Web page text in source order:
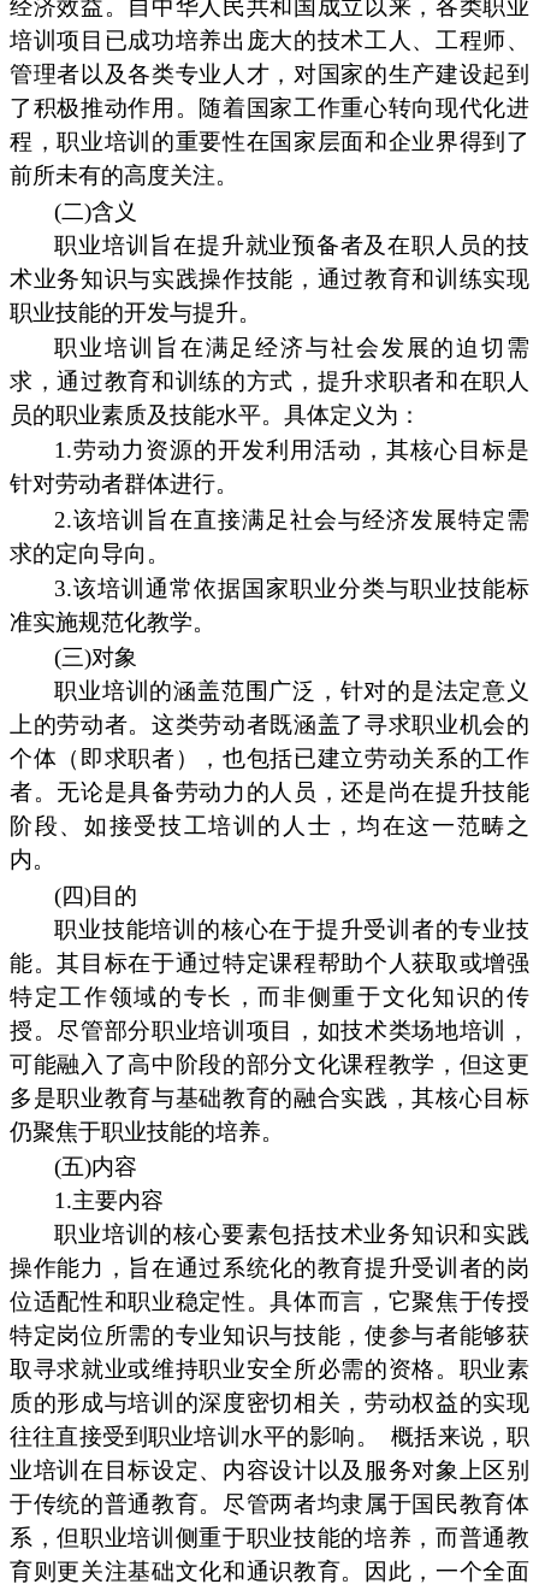
经济效益。自中华人民共和国成立以来，各类职业
培训项目已成功培养出庞大的技术工人、工程师、
管理者以及各类专业人才，对国家的生产建设起到
了积极推动作用。随着国家工作重心转向现代化进
程，职业培训的重要性在国家层面和企业界得到了
前所未有的高度关注。
(二)含义
职业培训旨在提升就业预备者及在职人员的技
术业务知识与实践操作技能，通过教育和训练实现
职业技能的开发与提升。
职业培训旨在满足经济与社会发展的迫切需
求，通过教育和训练的方式，提升求职者和在职人
员的职业素质及技能水平。具体定义为：
1.劳动力资源的开发利用活动，其核心目标是
针对劳动者群体进行。
2.该培训旨在直接满足社会与经济发展特定需
求的定向导向。
3.该培训通常依据国家职业分类与职业技能标
准实施规范化教学。
(三)对象
职业培训的涵盖范围广泛，针对的是法定意义
上的劳动者。这类劳动者既涵盖了寻求职业机会的
个体（即求职者），也包括已建立劳动关系的工作
者。无论是具备劳动力的人员，还是尚在提升技能
阶段、如接受技工培训的人士，均在这一范畴之
内。
(四)目的
职业技能培训的核心在于提升受训者的专业技
能。其目标在于通过特定课程帮助个人获取或增强
特定工作领域的专长，而非侧重于文化知识的传
授。尽管部分职业培训项目，如技术类场地培训，
可能融入了高中阶段的部分文化课程教学，但这更
多是职业教育与基础教育的融合实践，其核心目标
仍聚焦于职业技能的培养。
(五)内容
1.主要内容
职业培训的核心要素包括技术业务知识和实践
操作能力，旨在通过系统化的教育提升受训者的岗
位适配性和职业稳定性。具体而言，它聚焦于传授
特定岗位所需的专业知识与技能，使参与者能够获
取寻求就业或维持职业安全所必需的资格。职业素
质的形成与培训的深度密切相关，劳动权益的实现
往往直接受到职业培训水平的影响。
概括来说，职
业培训在目标设定、内容设计以及服务对象上区别
于传统的普通教育。尽管两者均隶属于国民教育体
系，但职业培训侧重于职业技能的培养，而普通教
育则更关注基础文化和通识教育。因此，一个全面